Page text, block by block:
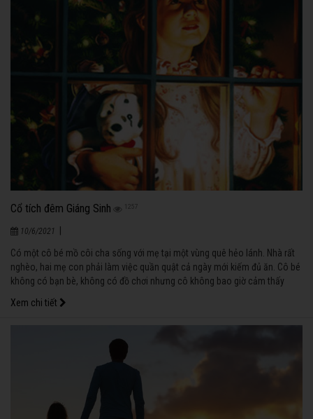
Cổ tích đêm Giáng Sinh 1257
10/6/2021
|
Có một cô bé mồ côi cha sống với mẹ tại một vùng quê hẻo lánh. Nhà rất
nghèo, hai mẹ con phải làm việc quần quật cả ngày mới kiếm đủ ăn. Cô bé
không có bạn bè, không có đồ chơi nhưng cô không bao giờ cảm thấy
Xem chi tiết